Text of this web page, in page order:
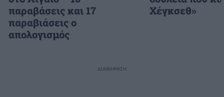
παραβάσεις και 17
παραβιάσεις ο
απολογισμός
Χέγκσεθ»
ΔΙΑΦΗΜΙΣΗ